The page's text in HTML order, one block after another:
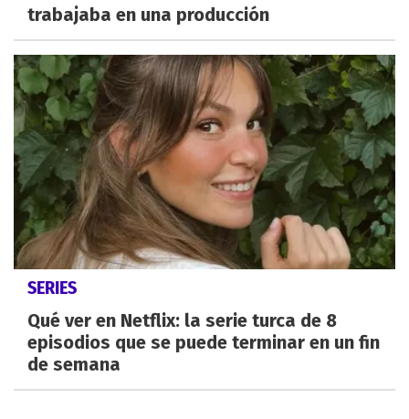
trabajaba en una producción
SERIES
Qué ver en Netflix: la serie turca de 8
episodios que se puede terminar en un fin
de semana